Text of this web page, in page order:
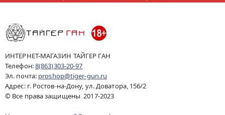
ИНТЕРНЕТ-МАГАЗИН ТАЙГЕР ГАН
Телефон:8(863)303-20-97
Эл. почта: proshop@tiger-gun.ru
Адрес: г. Ростов-на-Дону, ул. Доватора, 156/2
© Все права защищены 2017-2023